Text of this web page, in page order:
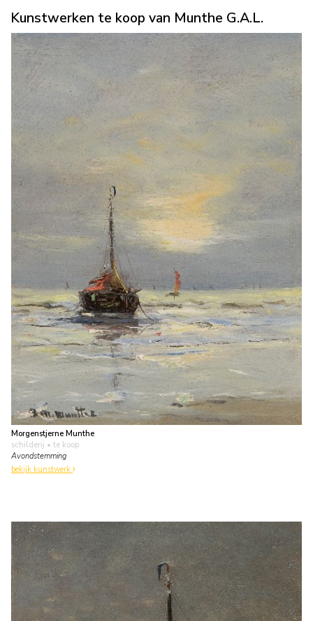
Kunstwerken te koop van Munthe G.A.L.
Morgenstjerne Munthe
schilderij • te koop
Avondstemming
bekijk kunstwerk